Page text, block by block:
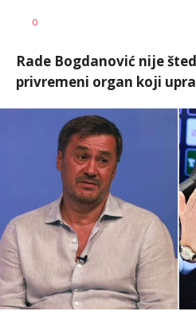
AUTOR
0
Rade Bogdanović nije
privremeni organ koji